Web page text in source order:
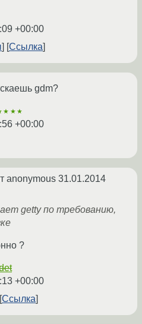
+00:00
Ссылка
gdm?
+00:00
anonymous 31.01.2014
getty по требованию,
?
+00:00
Ссылка